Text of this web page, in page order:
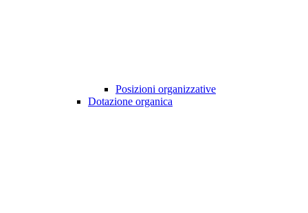
Posizioni organizzative
Dotazione organica